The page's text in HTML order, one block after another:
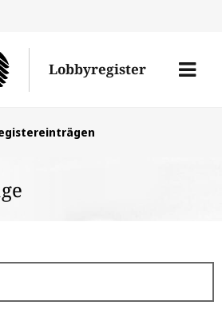
den
Lobbyregister
Menü